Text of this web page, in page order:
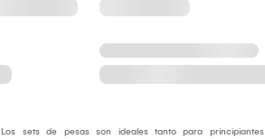
Los sets de pesas son ideales tanto para